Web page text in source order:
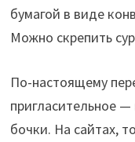
бумагой в виде
Можно скрепить
По-настоящему
пригласительное
бочки. На сайтах,